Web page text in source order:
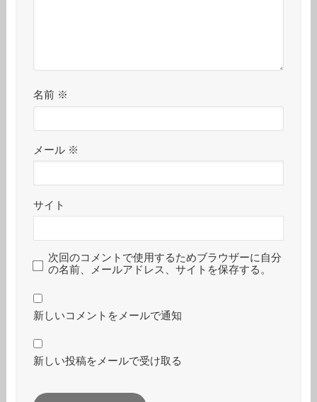
名前 ※
メール ※
サイト
次回のコメントで使用するためブラウザーに自分
の名前、メールアドレス、サイトを保存する。
新しいコメントをメールで通知
新しい投稿をメールで受け取る